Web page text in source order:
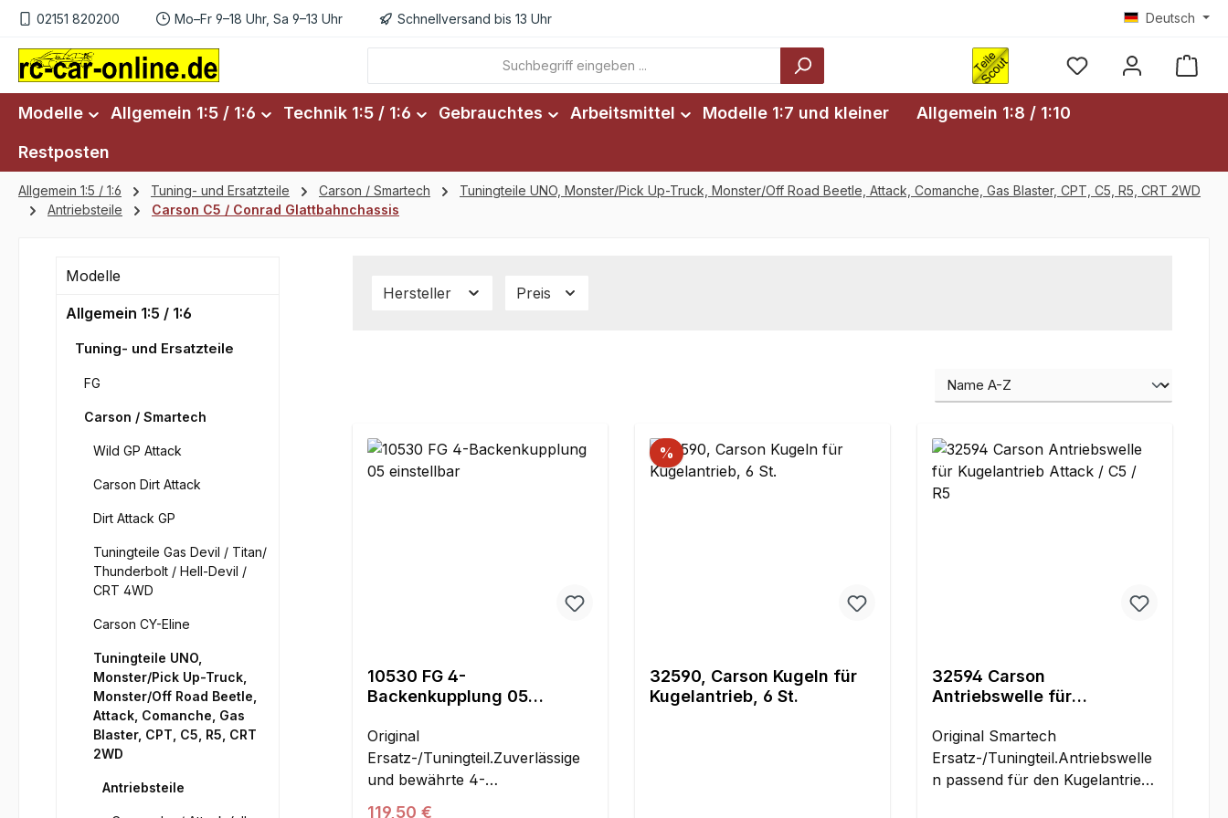
Hauptinhalt springen
Zur Suche springen
Zur Hauptnavigation springen
02151 820200 Mo–Fr 9–18 Uhr, Sa 9–13 Uhr Schnellversand bis 13 Uhr Deutsch
Modelle Allgemein 1:5 / 1:6 Technik 1:5 / 1:6 Gebrauchtes Arbeitsmittel Modelle 1:7 und kleiner Allgemein 1:8 / 1:10
Restposten
Allgemein 1:5 / 1:6 Tuning- und Ersatzteile Carson / Smartech
Tuningteile UNO, Monster/Pick Up-Truck, Monster/Off Road Beetle, Attack, Comanche, Gas Blaster, CPT, C5, R5, CRT 2WD
Antriebsteile
Carson C5 / Conrad Glattbahnchassis
Modelle
Allgemein 1:5 / 1:6
Tuning- und Ersatzteile
FG
Carson / Smartech
Wild GP Attack
Carson Dirt Attack
Dirt Attack GP
Tuningteile Gas Devil / Titan/
Thunderbolt / Hell-Devil /
CRT 4WD
Carson CY-Eline
Tuningteile UNO,
Monster/Pick Up-Truck,
Monster/Off Road Beetle,
Attack, Comanche, Gas
Blaster, CPT, C5, R5, CRT
2WD
Antriebsteile
Hersteller Preis
10530 FG 4-
Backenkupplung 05
Original
Ersatz-/Tuningteil.Zuverlässige
und bewährte 4-
Backenkupplung mit
Regulärer Preis:
119,50 €
%
32590, Carson Kugeln für
Kugelantrieb, 6 St.
32594 Carson
Antriebswelle für
R5
Original Smartech
Ersatz-/Tuningteil.Antriebswelle
n passend für den Kugelantrieb